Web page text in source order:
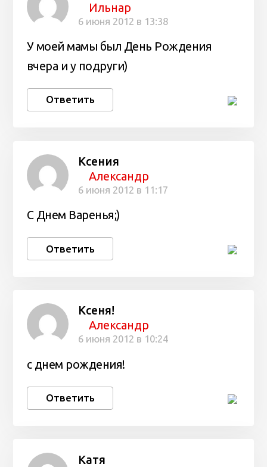
Ильнар
6 июня 2012 в 13:38
У моей мамы был День Рождения
вчера и у подруги)
Ответить
Ксения
Александр
6 июня 2012 в 11:17
С Днем Варенья;)
Ответить
Ксеня!
Александр
6 июня 2012 в 10:24
с днем рождения!
Ответить
Катя